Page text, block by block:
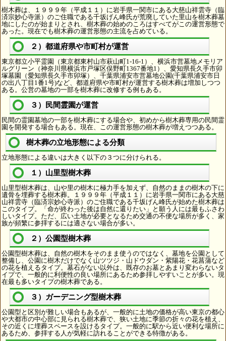
樹木葬は、１９９９年（平成１１）に岩手県一関市にある大慈山祥雲寺（臨
済宗妙心寺派）のご住職である千坂げん峰氏が荒廃していた里山を樹木葬墓
地にしたのが始まりとされ、樹木葬の始めのころはすべてがこの運営形態で
あった。現在でも樹木葬の運営形態の主流を占めている。
２）都道府県や市町村が運営
東京都立小平霊園（東京都東村山市萩山町1-16-1）、横浜市営墓地メモリア
ルグリーン（神奈川県横浜市戸塚区俣野町1367番地1）、愛知県長久手市卯
塚墓園（愛知県長久手市卯塚）、千葉県浦安市営墓地公園(千葉県浦安市日
の出八丁目1番1号)など、都道府県や市町村が運営する樹木葬は増加しつつ
ある。公営の墓地の一部を樹木葬に改修する例もある。
３）民間霊園が運営
民間の霊園墓地の一部を樹木葬にする場合や、初めから樹木葬専用の民間霊
園を開発する場合もある。現在、この運営形態の樹木葬が増えつつある。
樹木葬の立地形態による分類
立地形態による違いは大きく以下の３つに分けられる。
１）山里型樹木葬
山里型樹木葬は、山や里の樹木に極力手を加えず、自然のままの樹木の下に
遺骨を埋葬する樹木葬。１９９９年（平成１１）に岩手県一関市にある大慈
山祥雲寺（臨済宗妙心寺派）のご住職である千坂げん峰氏が始めた樹木葬は
このタイプ。「命が終わった後は自然に還りたい」と願う人には最もふさわ
しいタイプ。ただ、広い土地が必要となるため交通の不便な場所が多く、家
族が頻繁に参拝するには適さない場合が多い。
２）公園型樹木葬
公園型樹木葬は、自然の樹木をそのまま使うのではなく、墓地を公園として
整備し、公園に樹木だけでなく山ツツジ・山ドウダン・紫陽花・花菖蒲など
の花を植えるタイプ。墓石がない以外は、既存のお墓とあまり変わらないタ
イプで、一般的に利便性の良い場所にあるため参拝しやすいことが多い。現
在最も多いタイプの樹木葬である。
３）ガーデニング型樹木葬
公園型と区別が難しい場合もあるが、一般的に土地の価格が高い東京の都心
や大都市の中心部に見られる樹木葬で、狭い土地に季節の折々の花を植え、
その近くに埋葬スペースを設けるタイプ。一般的に駅から近い便利な場所に
あるため、参拝する人が気軽に訪れることができる特徴がある。